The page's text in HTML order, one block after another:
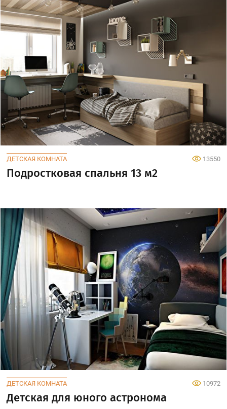
ДЕТСКАЯ КОМНАТА 13550
Подростковая спальня 13 м2
ДЕТСКАЯ КОМНАТА 10972
Детская для юного астронома